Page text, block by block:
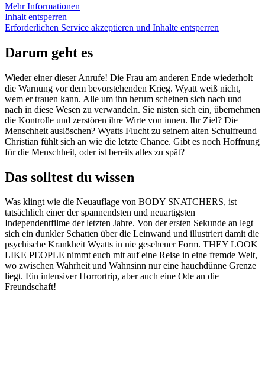
Mehr Informationen
Inhalt entsperren
Erforderlichen Service akzeptieren und Inhalte entsperren
Darum geht es
Wieder einer dieser Anrufe! Die Frau am anderen Ende wiederholt
die Warnung vor dem bevorstehenden Krieg. Wyatt weiß nicht,
wem er trauen kann. Alle um ihn herum scheinen sich nach und
nach in diese Wesen zu verwandeln. Sie nisten sich ein, übernehmen
die Kontrolle und zerstören ihre Wirte von innen. Ihr Ziel? Die
Menschheit auslöschen? Wyatts Flucht zu seinem alten Schulfreund
Christian fühlt sich an wie die letzte Chance. Gibt es noch Hoffnung
für die Menschheit, oder ist bereits alles zu spät?
Das solltest du wissen
Was klingt wie die Neuauflage von BODY SNATCHERS, ist
tatsächlich einer der spannendsten und neuartigsten
Independentfilme der letzten Jahre. Von der ersten Sekunde an legt
sich ein dunkler Schatten über die Leinwand und illustriert damit die
psychische Krankheit Wyatts in nie gesehener Form. THEY LOOK
LIKE PEOPLE nimmt euch mit auf eine Reise in eine fremde Welt,
wo zwischen Wahrheit und Wahnsinn nur eine hauchdünne Grenze
liegt. Ein intensiver Horrortrip, aber auch eine Ode an die
Freundschaft!